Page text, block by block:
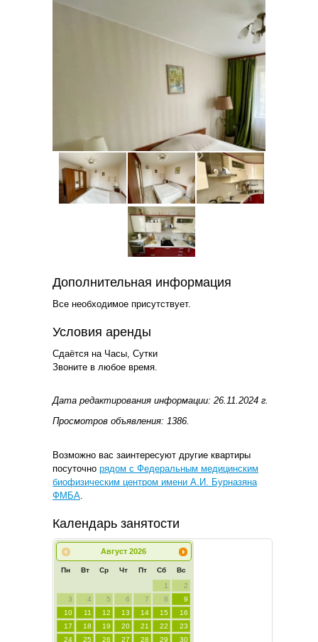
Дополнительная информация
Все необходимое присутствует.
Условия аренды
Сдаётся на Часы, Сутки
Звоните в любое время.
Дата редактирования информации: 26.11.2024 г.
Просмотров объявления: 1386.
Возможно вас заинтересуют другие квартиры
посуточно рядом с Федеральным медицинским
биофизическим центром имени А.И. Бурназяна
ФМБА
Календарь занятости
Август 2026
Пн Вт Ср Чт Пт Сб Вс
1
2
3
4 5 6 7 8
9
10
11 12 13 14 15
16
17
18 19 20 21 22
23
24
25 26 27 28 29 30